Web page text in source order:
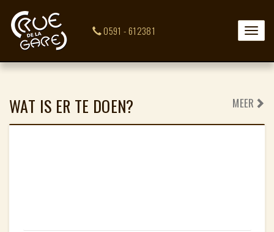
Toggle
0591 - 612381
WAT IS ER TE DOEN? MEER